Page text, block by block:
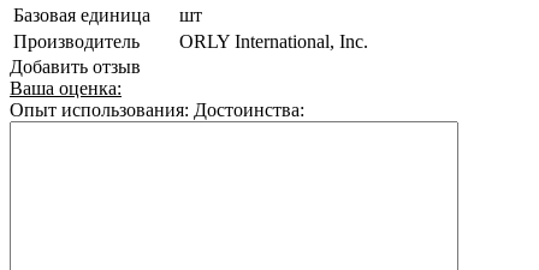
Базовая единица
шт
Производитель
ORLY International, Inc.
Добавить отзыв
Ваша оценка:
Опыт использования: Достоинства: